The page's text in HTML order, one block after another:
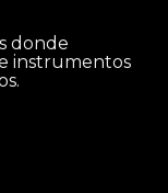
donde
instrumentos